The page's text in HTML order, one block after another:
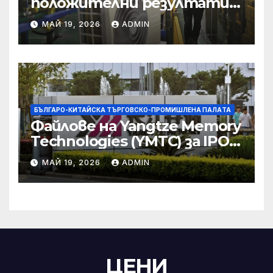
икономическите и
търговски консултации:
министерство
МАЙ 19, 2026 ADMIN
БЪЛГАРО-КИТАЙСКА ТЪРГОВСКО-ПРОМИШЛЕНА ПАЛAТА
Файлове на Yangtze Memory
Technologies (YMTC) за IPO
на STAR Market
МАЙ 19, 2026 ADMIN
ЦЕНИ